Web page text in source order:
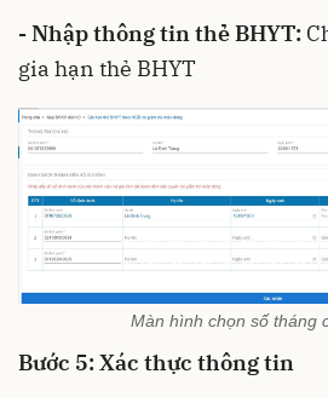
- Nhập thông tin thẻ BHYT:
gia hạn thẻ BHYT
Màn hình chọn số tháng
Bước 5:Xác thực thông tin